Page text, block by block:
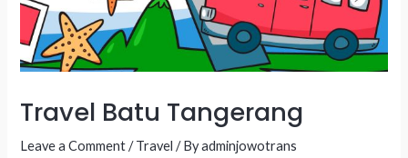
Travel Batu Tangerang
Leave a Comment /Travel / Byadminjowotrans